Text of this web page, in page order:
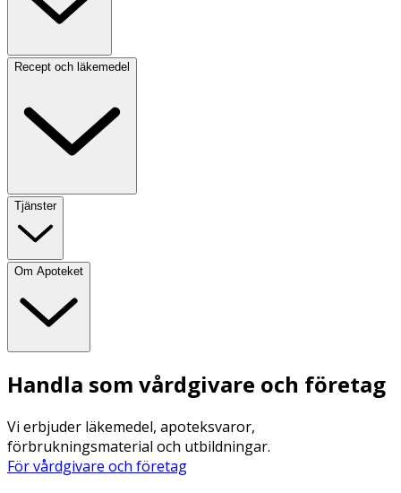
Recept och läkemedel
Tjänster
Om Apoteket
Handla som vårdgivare och företag
Vi erbjuder läkemedel, apoteksvaror,
förbrukningsmaterial och utbildningar.
För vårdgivare och företag